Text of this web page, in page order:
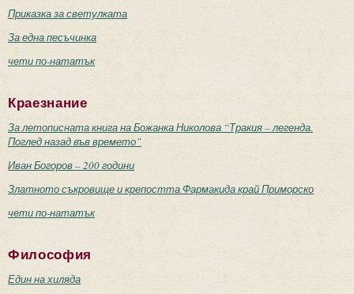
Приказка за светулката
За една песъчинка
чети по-нататък
Краезнание
За летописната книга на Божанка Николова “Тракия – легенда.
Поглед назад във времето”
Иван Богоров – 200 години
Златното съкровище и крепостта Фармакида край Приморско
чети по-нататък
Философия
Един на хиляда